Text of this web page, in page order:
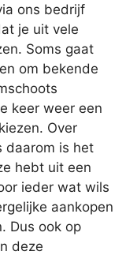
ons bedrijf
je uit vele
Soms gaat
om bekende
keer weer een
Over
daarom is het
hebt uit een
ieder wat wils
aankopen
Dus ook op
deze